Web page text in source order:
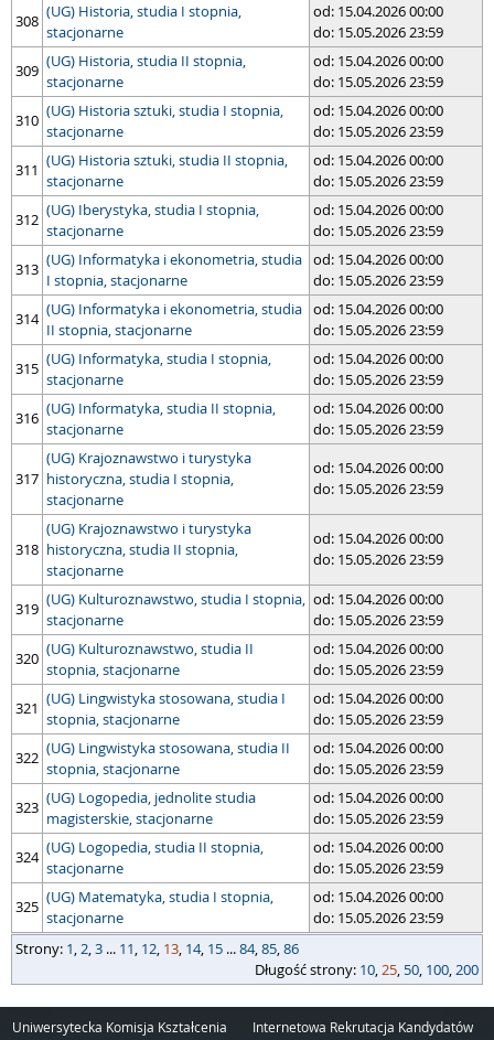
308 (UG) Historia, studia I stopnia,
stacjonarne
od: 15.04.2026 00:00
do: 15.05.2026 23:59
309 (UG) Historia, studia II stopnia,
stacjonarne
od: 15.04.2026 00:00
do: 15.05.2026 23:59
310 (UG) Historia sztuki, studia I stopnia,
stacjonarne
od: 15.04.2026 00:00
do: 15.05.2026 23:59
311 (UG) Historia sztuki, studia II stopnia,
stacjonarne
od: 15.04.2026 00:00
do: 15.05.2026 23:59
312 (UG) Iberystyka, studia I stopnia,
stacjonarne
od: 15.04.2026 00:00
do: 15.05.2026 23:59
313 (UG) Informatyka i ekonometria, studia
I stopnia, stacjonarne
od: 15.04.2026 00:00
do: 15.05.2026 23:59
314 (UG) Informatyka i ekonometria, studia
II stopnia, stacjonarne
od: 15.04.2026 00:00
do: 15.05.2026 23:59
315 (UG) Informatyka, studia I stopnia,
stacjonarne
od: 15.04.2026 00:00
do: 15.05.2026 23:59
316 (UG) Informatyka, studia II stopnia,
stacjonarne
od: 15.04.2026 00:00
do: 15.05.2026 23:59
317
(UG) Krajoznawstwo i turystyka
historyczna, studia I stopnia,
stacjonarne
od: 15.04.2026 00:00
do: 15.05.2026 23:59
318
(UG) Krajoznawstwo i turystyka
historyczna, studia II stopnia,
stacjonarne
od: 15.04.2026 00:00
do: 15.05.2026 23:59
319 (UG) Kulturoznawstwo, studia I stopnia,
stacjonarne
od: 15.04.2026 00:00
do: 15.05.2026 23:59
320 (UG) Kulturoznawstwo, studia II
stopnia, stacjonarne
od: 15.04.2026 00:00
do: 15.05.2026 23:59
321 (UG) Lingwistyka stosowana, studia I
stopnia, stacjonarne
od: 15.04.2026 00:00
do: 15.05.2026 23:59
322 (UG) Lingwistyka stosowana, studia II
stopnia, stacjonarne
od: 15.04.2026 00:00
do: 15.05.2026 23:59
323 (UG) Logopedia, jednolite studia
magisterskie, stacjonarne
od: 15.04.2026 00:00
do: 15.05.2026 23:59
324 (UG) Logopedia, studia II stopnia,
stacjonarne
od: 15.04.2026 00:00
do: 15.05.2026 23:59
325 (UG) Matematyka, studia I stopnia,
stacjonarne
od: 15.04.2026 00:00
do: 15.05.2026 23:59
strony
Strony: 1,2,3 ... 11, 12, 13, 14, 15 ...84,85,86
długość strony
Długość strony: 10,25, 50, 100,200
Uniwersytecka Komisja Kształcenia Internetowa Rekrutacja Kandydatów